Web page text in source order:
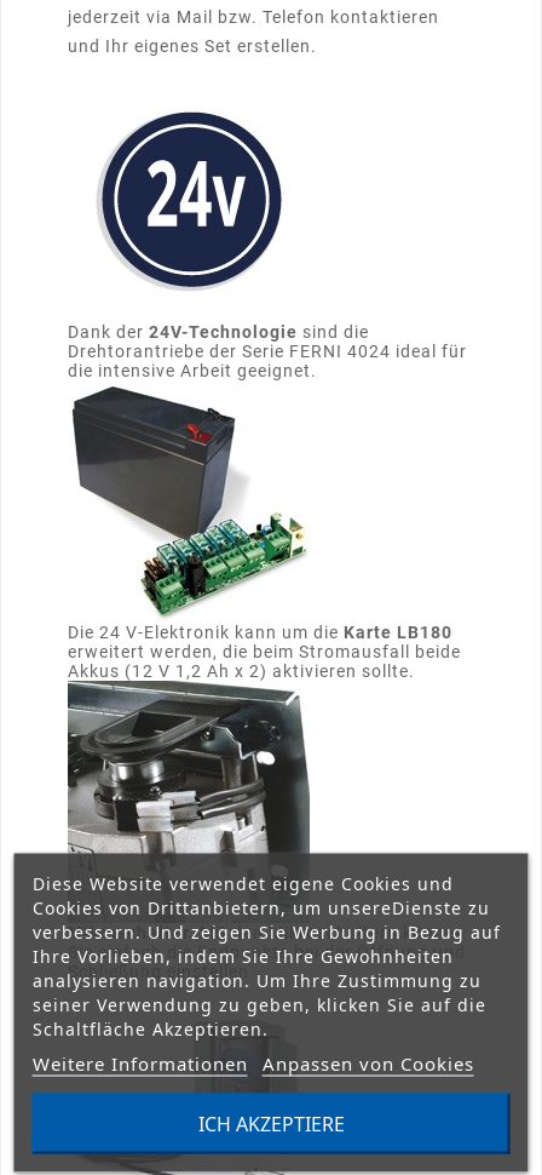
jederzeit via Mail bzw. Telefon kontaktieren
und Ihr eigenes Set erstellen.
Dank der 24V-Technologie sind die
Drehtorantriebe der Serie FERNI 4024 ideal für
die intensive Arbeit geeignet.
Die 24 V-Elektronik kann um die Karte LB180
erweitert werden, die beim Stromausfall beide
Akkus (12 V 1,2 Ah x 2) aktivieren sollte.
Mikroschalter.Mit den Mikroschaltern können
Sie einfach die Endpunkte bei der Öffnung und
Schließung einstellen.
Diese Website verwendet eigene Cookies und
Cookies von Drittanbietern, um unsereDienste zu
verbessern. Und zeigen Sie Werbung in Bezug auf
Ihre Vorlieben, indem Sie Ihre Gewohnheiten
analysieren navigation. Um Ihre Zustimmung zu
seiner Verwendung zu geben, klicken Sie auf die
Schaltfläche Akzeptieren.
Weitere Informationen Anpassen von Cookies
ICH AKZEPTIERE